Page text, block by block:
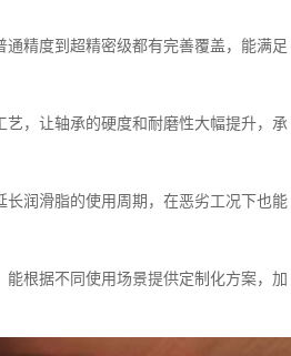
精度到超精密级都有完善覆盖，能满足
，让轴承的硬度和耐磨性大幅提升，承
润滑脂的使用周期，在恶劣工况下也能
根据不同使用场景提供定制化方案，加